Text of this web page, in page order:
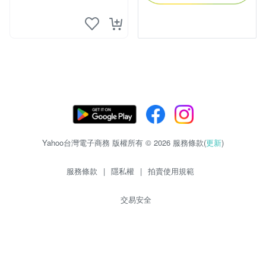
Yahoo台灣電子商務 版權所有 © 2026 服務條款(更新)
服務條款 | 隱私權 | 拍賣使用規範
交易安全